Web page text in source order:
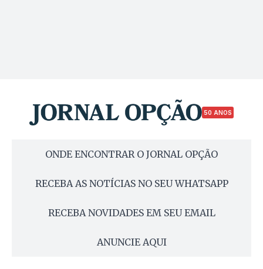
50 ANOS
ONDE ENCONTRAR O JORNAL OPÇÃO
RECEBA AS NOTÍCIAS NO SEU WHATSAPP
RECEBA NOVIDADES EM SEU EMAIL
ANUNCIE AQUI